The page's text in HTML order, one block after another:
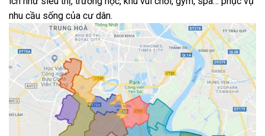
nhu cầu sống của cư dân.